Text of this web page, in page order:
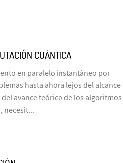
CUÁNTICA
en paralelo instantàneo por
hasta ahora lejos del alcance
avance teórico de los algoritmos
necesit...